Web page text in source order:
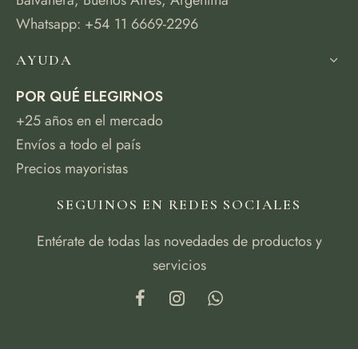
Whatsapp: +54 11 6669-2296
AYUDA
POR QUÉ ELEGIRNOS
+25 años en el mercado
Envíos a todo el país
Precios mayoristas
SEGUINOS EN REDES SOCIALES
Entérate de todas las novedades de productos y
servicios